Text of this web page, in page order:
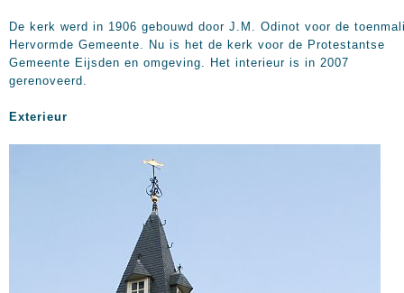
De kerk werd in 1906 gebouwd door J.M. Odinot voor de
Hervormde Gemeente. Nu is het de kerk voor de Protestantse
Gemeente Eijsden en omgeving. Het interieur is in 2007
gerenoveerd.
Exterieur